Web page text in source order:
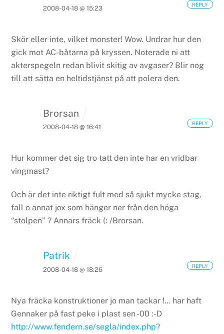
2008-04-18 @ 15:23
Skör eller inte, vilket monster! Wow. Undrar hur den
gick mot AC-båtarna på kryssen. Noterade ni att
akterspegeln redan blivit skitig av avgaser? Blir nog
till att sätta en heltidstjänst på att polera den.
REPLY
Brorsan
2008-04-18 @ 16:41
Hur kommer det sig tro tatt den inte har en vridbar
vingmast?
Och är det inte riktigt fult med så sjukt mycke stag,
fall o annat jox som hänger ner från den höga
“stolpen” ? Annars fräck (: /Brorsan.
REPLY
Patrik
2008-04-18 @ 18:26
Nya fräcka konstruktioner jo man tackar !… har haft
Gennaker på fast peke i plast sen -00 :-D
http://www.fendern.se/segla/index.php?
REPLY